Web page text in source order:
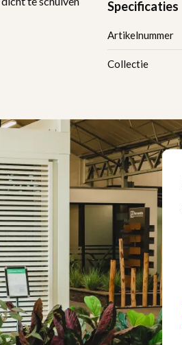
Specificaties
Artikelnummer
Collectie